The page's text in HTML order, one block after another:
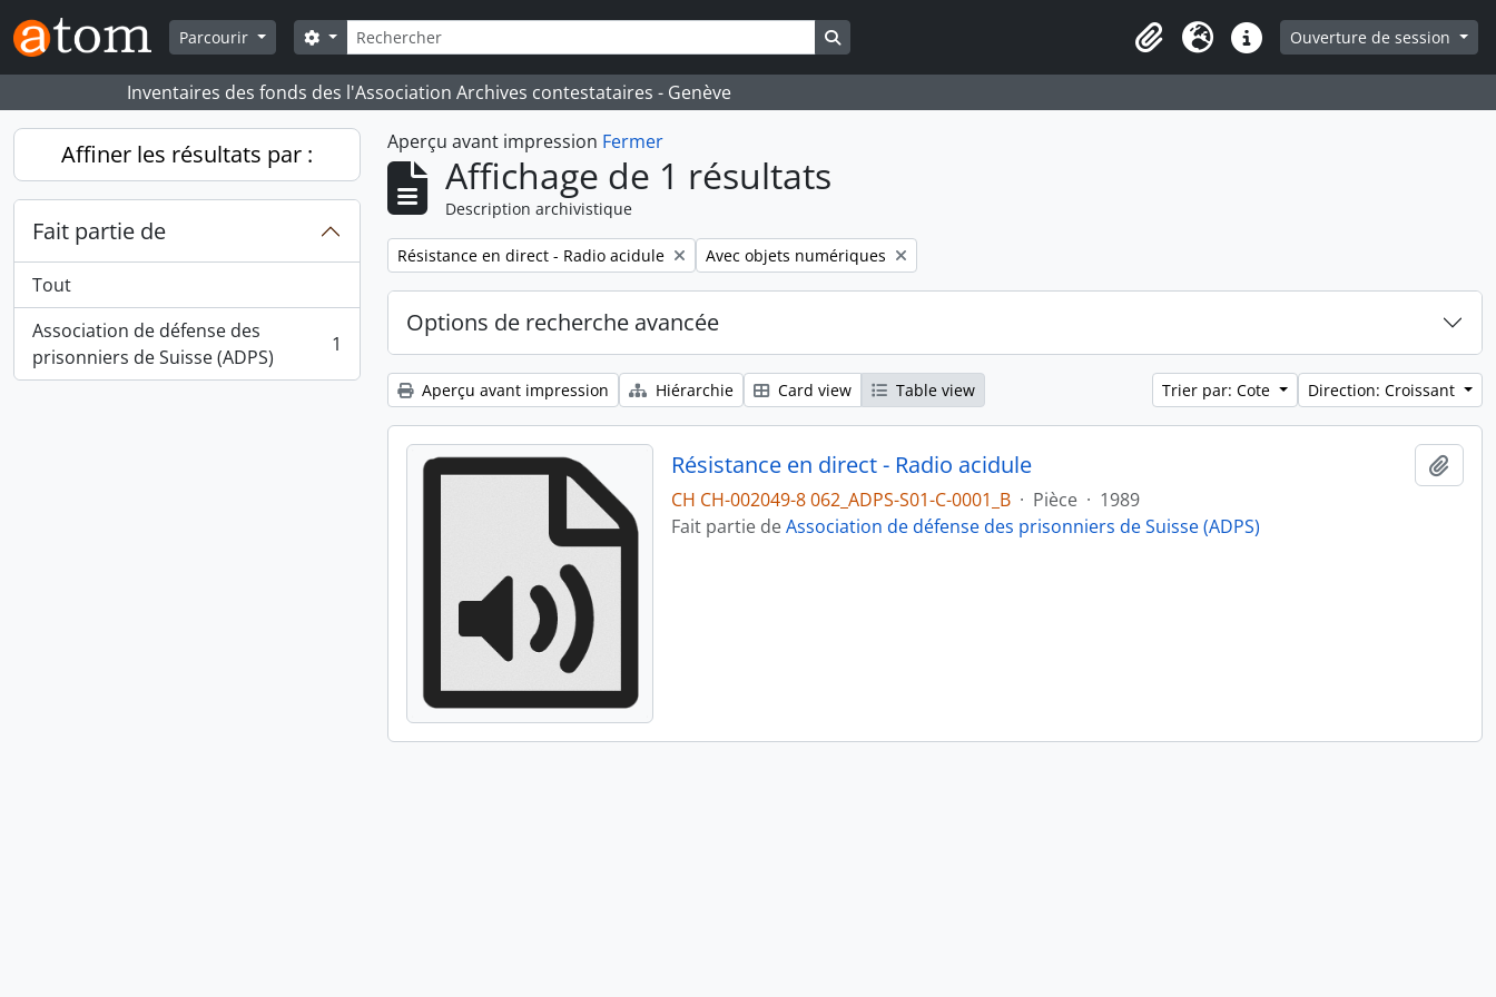
Skip to main content
Parcourir
Rechercher
Search options
Presse-papier
LangueLiens rapidesOuverture de session
Inventaires des fonds des l'Association Archives contestataires - Genève
Affiner les résultats par :
Fait partie de
Tout
Association de défense des
prisonniers de Suisse (ADPS)
, 1 résultats 1
Aperçu avant impression Fermer
Affichage de 1 résultats
Description archivistique
Remove filter:
Résistance en direct - Radio acidule Remove filter:
Avec objets numériques
Options de recherche avancée
Aperçu avant impression Hiérarchie Card view Table view Trier par: Cote Direction: Croissant
Résistance en direct - Radio acidule
CH CH-002049-8 062_ADPS-S01-C-0001_B · Pièce · 1989
Fait partie deAssociation de défense des prisonniers de Suisse (ADPS)